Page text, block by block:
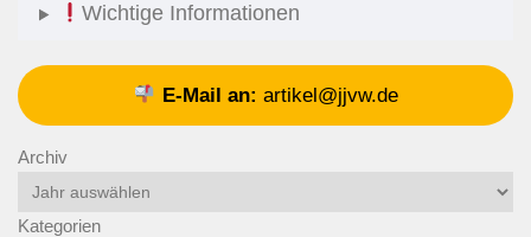
Wichtige Informationen
E-Mail an: artikel@jjvw.de
Archiv
Kategorien